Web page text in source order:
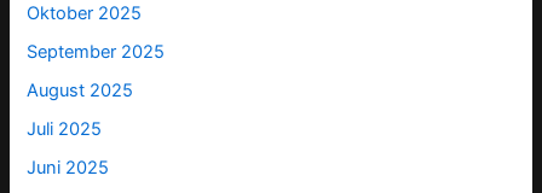
Oktober 2025
September 2025
August 2025
Juli 2025
Juni 2025